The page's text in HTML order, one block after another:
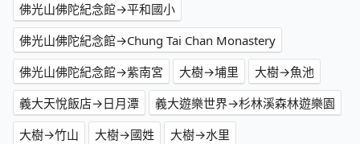
佛光山佛陀紀念館→平和國小
佛光山佛陀紀念館→Chung Tai Chan Monastery
佛光山佛陀紀念館→紫南宮
大樹→埔里
大樹→魚池
義大天悅飯店→日月潭
義大遊樂世界→杉林溪森林遊樂園
大樹→竹山
大樹→國姓 大樹→水里